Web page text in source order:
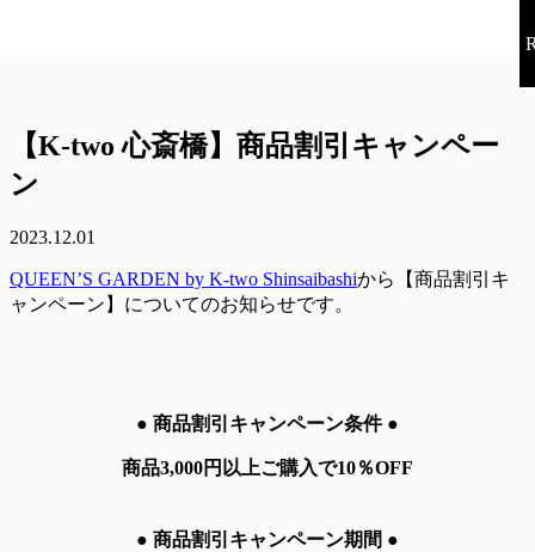
【K-two 心斎橋】商品割引キャンペー
ン
2023.12.01
QUEEN’S GARDEN by K-two Shinsaibashiから【商品割引キ
ャンペーン】についてのお知らせです。
● 商品割引キャンペーン条件●
商品3,000円以上ご購入で10％OFF
● 商品割引キャンペーン期間 ●